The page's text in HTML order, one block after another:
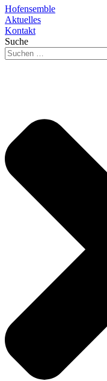
Hofensemble
Aktuelles
Kontakt
Suche